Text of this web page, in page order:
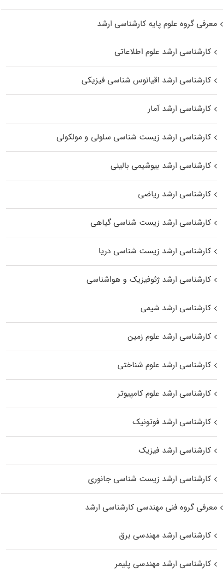
معرفی گروه علوم پایه کارشناسی ارشد
کارشناسی ارشد علوم اطلاعاتی
کارشناسی ارشد اقیانوس‌ شناسی فیزیکی
کارشناسی ارشد آمار
کارشناسی ارشد زیست شناسی سلولی و مولکولی
کارشناسی ارشد بیوشیمی بالینی
کارشناسی ارشد ریاضی
کارشناسی ارشد زیست‌ شناسی گیاهی
کارشناسی ارشد زیست‌ شناسی دریا
کارشناسی ارشد ژئوفیزیک و هواشناسی
کارشناسی ارشد شیمی
کارشناسی ارشد علوم زمین
کارشناسی ارشد علوم شناختی
کارشناسی ارشد علوم کامپیوتر
کارشناسی ارشد فوتونیک
کارشناسی ارشد فیزیک
کارشناسی ارشد زیست‌ شناسی جانوری
معرفی گروه فنی مهندسی کارشناسی ارشد
کارشناسی ارشد مهندسی برق
کارشناسی ارشد مهندسی پلیمر